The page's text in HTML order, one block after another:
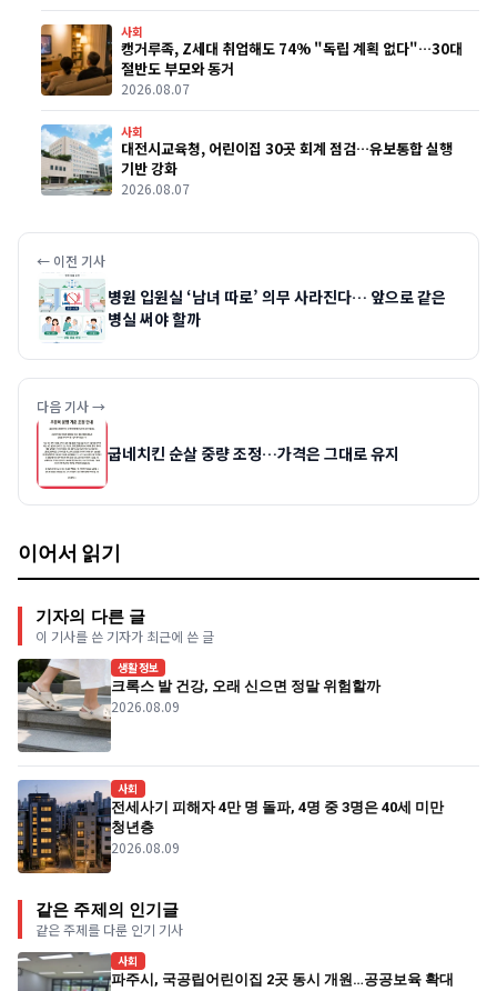
사회
캥거루족, Z세대 취업해도 74% "독립 계획 없다"…30대
절반도 부모와 동거
2026.08.07
사회
대전시교육청, 어린이집 30곳 회계 점검…유보통합 실행
기반 강화
2026.08.07
← 이전 기사
병원 입원실 ‘남녀 따로’ 의무 사라진다… 앞으로 같은
병실 써야 할까
다음 기사 →
굽네치킨 순살 중량 조정…가격은 그대로 유지
이어서 읽기
기자의 다른 글
이 기사를 쓴 기자가 최근에 쓴 글
생활정보
크록스 발 건강, 오래 신으면 정말 위험할까
2026.08.09
사회
전세사기 피해자 4만 명 돌파, 4명 중 3명은 40세 미만
청년층
2026.08.09
같은 주제의 인기글
같은 주제를 다룬 인기 기사
사회
파주시, 국공립어린이집 2곳 동시 개원…공공보육 확대